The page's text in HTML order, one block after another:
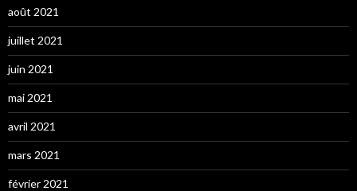
août 2021
juillet 2021
juin 2021
mai 2021
avril 2021
mars 2021
février 2021